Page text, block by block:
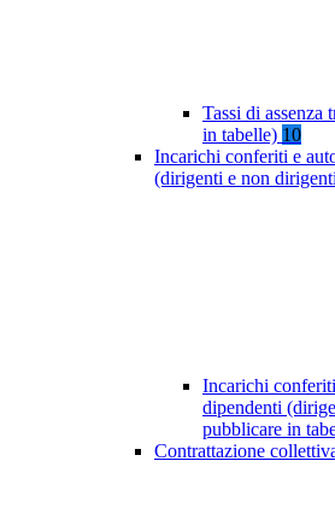
Tassi di assenza
in tabelle) 10
Incarichi conferiti e
(dirigenti e non
Incarichi
dipendenti
pubblicare in
Contrattazione